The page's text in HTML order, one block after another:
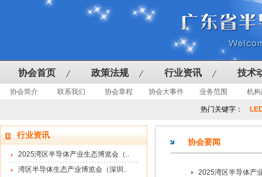
协会首页 政策法规 行业资讯 技术
协会简介 联系我们 协会章程 协会大事件 业务范围 机
热门关键字：
行业资讯
2025湾区半导体产业生态博览会（..
湾区半导体生态产业博览会（深圳..
协会要闻
2025湾区半导体产